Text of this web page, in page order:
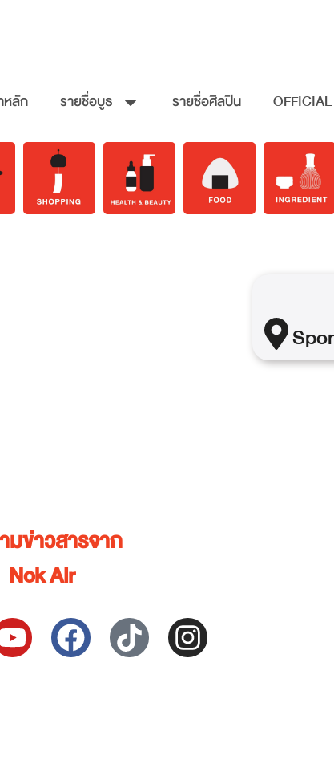
ลัก รายชื่อบูธ รายชื่อศิลปิน
ข่าวสารจาก
Nok Air